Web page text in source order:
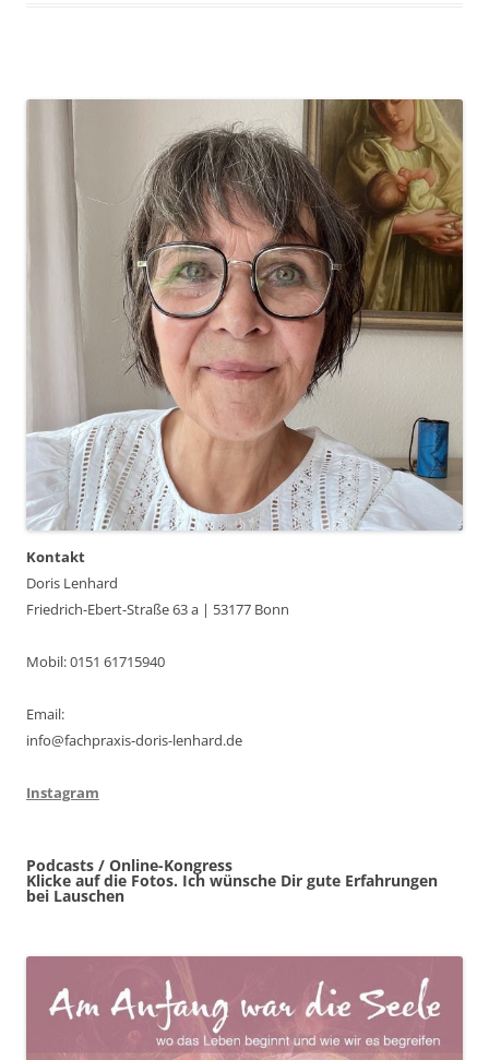
Kontakt
Doris Lenhard
Friedrich-Ebert-Straße 63 a | 53177 Bonn
Mobil: 0151 61715940
Email:
info@fachpraxis-doris-lenhard.de
Instagram
Podcasts / Online-Kongress
Klicke auf die Fotos. Ich wünsche Dir gute Erfahrungen
bei Lauschen